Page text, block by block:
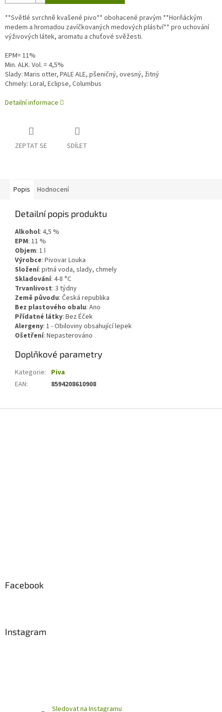
**Světlé svrchně kvašené pivo** obohacené pravým **Horňáckým
medem a hromadou zavíčkovaných medových pláství** pro uchování
výživových látek, aromatu a chuťové svěžesti.
EPM= 11%
Min. ALK. Vol. = 4,5%
Slady: Maris otter, PALE ALE, pšeničný, ovesný, žitný
Chmely: Loral, Eclipse, Columbus
Detailní informace
ZEPTAT SE SDÍLET
Popis Hodnocení
Detailní popis produktu
Alkohol: 4,5 %
EPM: 11 %
Objem: 1 l
Výrobce: Pivovar Louka
Složení: pitná voda, slady, chmely
Skladování: 4-8 °C
Trvanlivost: 3 týdny
Země původu: Česká republika
Bez plastového obalu: Ano
Přídatné látky: Bez Éček
Alergeny: 1 - Obiloviny obsahující lepek
Ošetření: Nepasterováno
Doplňkové parametry
Kategorie: Piva
EAN: 8594208610908
Facebook
Instagram
Sledovat na Instagramu